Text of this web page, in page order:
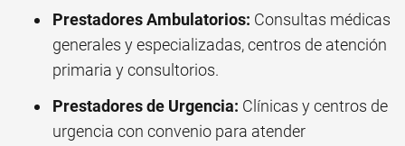
Prestadores Ambulatorios: Consultas médicas
generales y especializadas, centros de atención
primaria y consultorios.
Prestadores de Urgencia: Clínicas y centros de
urgencia con convenio para atender